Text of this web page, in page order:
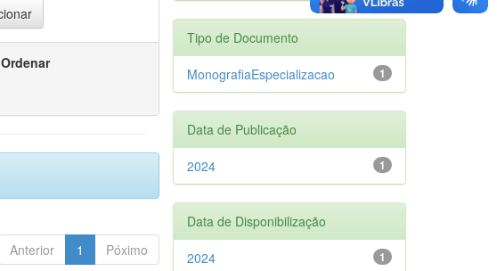
Ordenar
Anterior 1 Póximo
Tipo de Documento
1
MonografiaEspecializacao
Data de Publicação
1
2024
Data de Disponibilização
1
2024